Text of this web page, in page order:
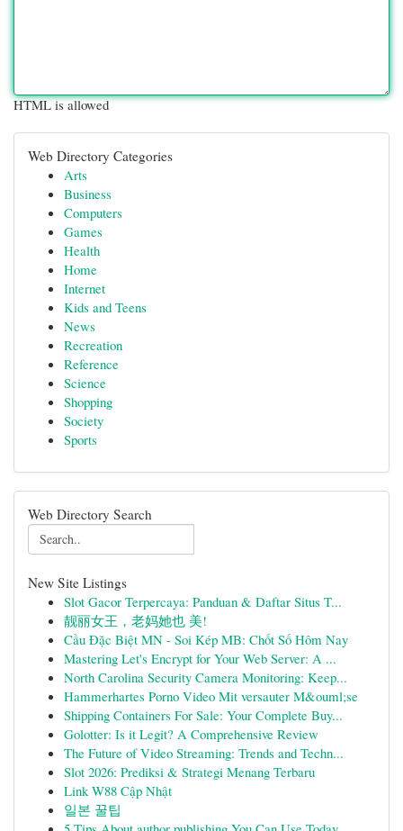
HTML is allowed
Web Directory Categories
Arts
Business
Computers
Games
Health
Home
Internet
Kids and Teens
News
Recreation
Reference
Science
Shopping
Society
Sports
Web Directory Search
New Site Listings
Slot Gacor Terpercaya: Panduan & Daftar Situs T...
靓丽女王，老妈她也 美!
Cầu Đặc Biệt MN - Soi Kép MB: Chốt Số Hôm Nay
Mastering Let's Encrypt for Your Web Server: A ...
North Carolina Security Camera Monitoring: Keep...
Hammerhartes Porno Video Mit versauter M&ouml;se
Shipping Containers For Sale: Your Complete Buy...
Golotter: Is it Legit? A Comprehensive Review
The Future of Video Streaming: Trends and Techn...
Slot 2026: Prediksi & Strategi Menang Terbaru
Link W88 Cập Nhật
일본 꿀팁